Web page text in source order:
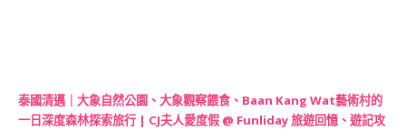
泰國清邁｜大象自然公園、大象觀察餵食、Baan Kang Wat藝術村的
一日深度森林探索旅行 | CJ夫人愛度假 @ Funliday 旅遊回憶、遊記攻